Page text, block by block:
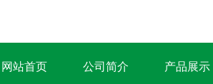
网站首页 公司简介 产品展示